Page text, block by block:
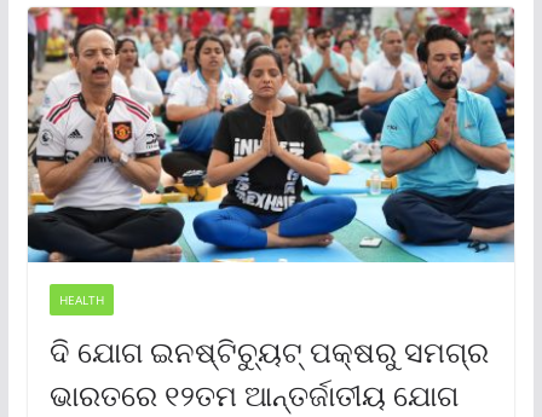
HEALTH
ଦି ଯୋଗ ଇନଷ୍ଟିଚ୍ୟୁଟ୍ ପକ୍ଷରୁ ସମଗ୍ର
ଭାରତରେ ୧୨ତମ ଆନ୍ତର୍ଜାତୀୟ ଯୋଗ